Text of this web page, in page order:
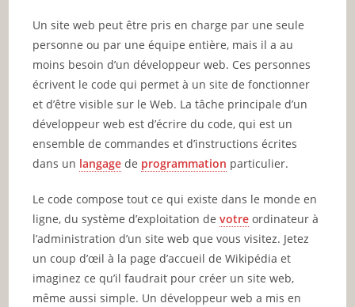
Un site web peut être pris en charge par une seule
personne ou par une équipe entière, mais il a au
moins besoin d’un développeur web. Ces personnes
écrivent le code qui permet à un site de fonctionner
et d’être visible sur le Web. La tâche principale d’un
développeur web est d’écrire du code, qui est un
ensemble de commandes et d’instructions écrites
dans un langage de programmation particulier.
Le code compose tout ce qui existe dans le monde en
ligne, du système d’exploitation devotre ordinateur à
l’administration d’un site web que vous visitez. Jetez
un coup d’œil à la page d’accueil de Wikipédia et
imaginez ce qu’il faudrait pour créer un site web,
même aussi simple. Un développeur web a mis en